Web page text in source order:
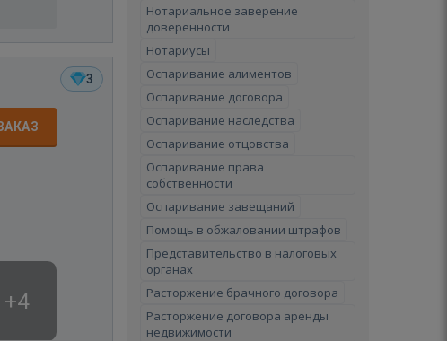
3
+4
Нотариальное заверение
доверенности
Нотариусы
Оспаривание алиментов
Оспаривание договора
Оспаривание наследства
Оспаривание отцовства
Оспаривание права
собственности
Оспаривание завещаний
Помощь в обжаловании штрафов
Представительство в налоговых
органах
Расторжение брачного договора
Расторжение договора аренды
недвижимости